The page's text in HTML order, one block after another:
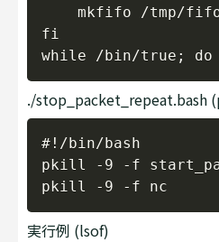
mkfifo /tmp/
fi
./stop_packet_repeat.bash
#!/bin/bash
pkill -9 -f
実行例 (lsof)